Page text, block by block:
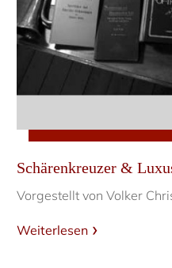
Schärenkreuzer &
Vorgestellt von Volker
Weiterlesen